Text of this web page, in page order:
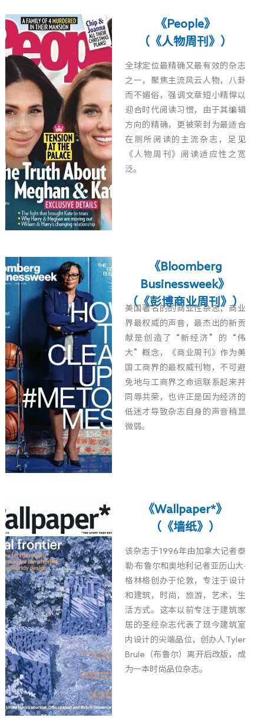
《People》
（《人物周刊》）
全球定位最精确又最有效的杂志
之一，聚焦主流风云人物，八卦
而不媚俗，强调文章短小精悍以
迎合时代阅读习惯，由于其编辑
方向的精确，更被荣封为最适合
在厕所阅读的主流杂志，足见
《人物周刊》阅读适应性之宽
泛。
《Bloomberg
Businessweek》
（《彭博商业周刊》）
美国著名的的商业性杂志，商业
界最权威的声音，最杰出的新贡
献是创造了“新经济”的“伟
大”概念，《商业周刊》作为美
国工商界的最权威刊物，不可避
免地与工商界之命运联系起来并
同辱共荣，也许正是因为经济的
低迷才导致杂志自身的声音稍显
微弱。
《Wallpaper*》
（《墙纸》）
该杂志于1996年由加拿大记者泰
勒·布鲁尔和奥地利记者亚历山大·
格林格创办于伦敦，专注于设计
和建筑，时尚，旅游，艺术，生
活方式。这本以前专注于建筑家
居的圣经杂志代表了现今建筑室
内设计的尖端品位，创办人Tyler
Brule（布鲁尔）离开后改版，成
为一本时尚品位杂志。